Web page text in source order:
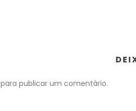
para publicar um comentário.